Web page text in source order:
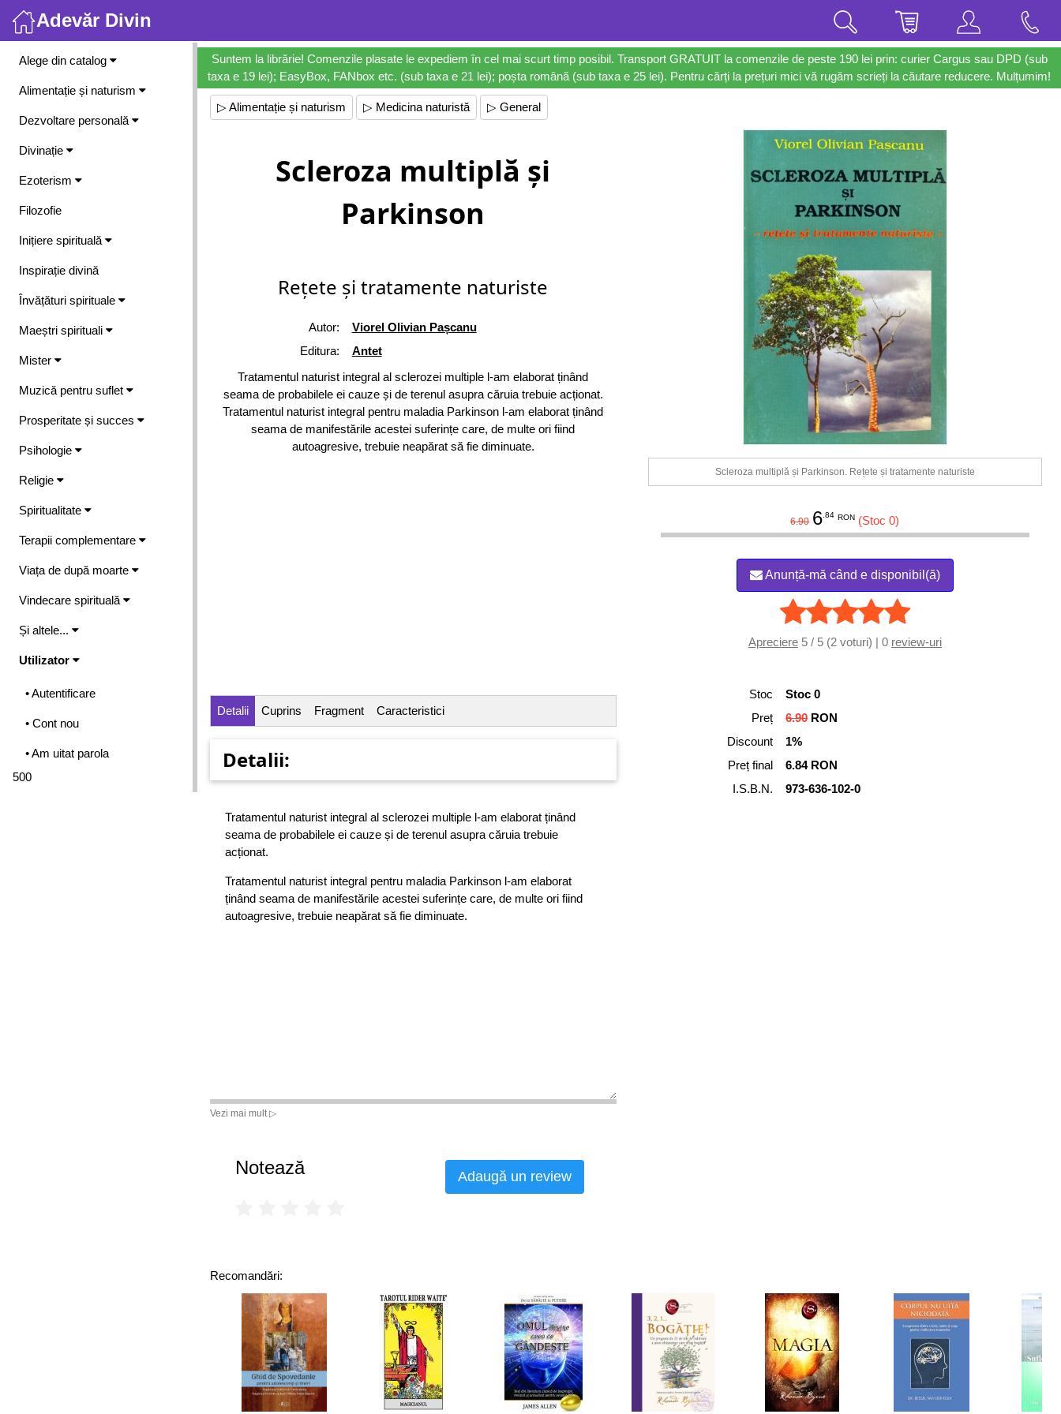
Adevăr Divin
Meniu
Alege din catalog
Alimentație și naturism
Dezvoltare personală
Divinație
Ezoterism
Filozofie
Inițiere spirituală
Inspirație divină
Învățături spirituale
Maeștri spirituali
Mister
Muzică pentru suflet
Prosperitate și succes
Psihologie
Religie
Spiritualitate
Terapii complementare
Viața de după moarte
Vindecare spirituală
Și altele...
Utilizator
• Autentificare
• Cont nou
• Am uitat parola
500
Suntem la librărie! Comenzile plasate le expediem în cel mai scurt timp posibil. Transport GRATUIT la comenzile de peste 190 lei prin: curier Cargus sau DPD (sub
taxa e 19 lei); EasyBox, FANbox etc. (sub taxa e 21 lei); poșta română (sub taxa e 25 lei). Pentru cărți la prețuri mici vă rugăm scrieți la căutare reducere. Mulțumim!
▷ Alimentație și naturism ▷ Medicina naturistă ▷ General
Scleroza multiplă și
Parkinson
Rețete și tratamente naturiste
Autor:
Viorel Olivian Pașcanu
Editura:
Antet
Tratamentul naturist integral al sclerozei multiple l-am elaborat ținând
seama de probabilele ei cauze și de terenul asupra căruia trebuie acționat.
Tratamentul naturist integral pentru maladia Parkinson l-am elaborat ținând
seama de manifestările acestei suferințe care, de multe ori fiind
autoagresive, trebuie neapărat să fie diminuate.
Scleroza multiplă și Parkinson. Rețete și tratamente naturiste
6.90 6 .84 RON (Stoc 0)
Anunță-mă când e disponibil(ă)
Apreciere5 / 5 (2 voturi) | 0 review-uri
Detalii Cuprins Fragment Caracteristici
Detalii:
Tratamentul naturist integral al sclerozei multiple l-am elaborat ținând
seama de probabilele ei cauze și de terenul asupra căruia trebuie
acționat.
Tratamentul naturist integral pentru maladia Parkinson l-am elaborat
ținând seama de manifestările acestei suferințe care, de multe ori fiind
autoagresive, trebuie neapărat să fie diminuate.
Vezi mai mult ▷
Stoc
Stoc 0
Preț
6.90RON
Discount
1%
Preț final
6.84 RON
I.S.B.N.
973-636-102-0
Notează Adaugă un review
Recomandări: